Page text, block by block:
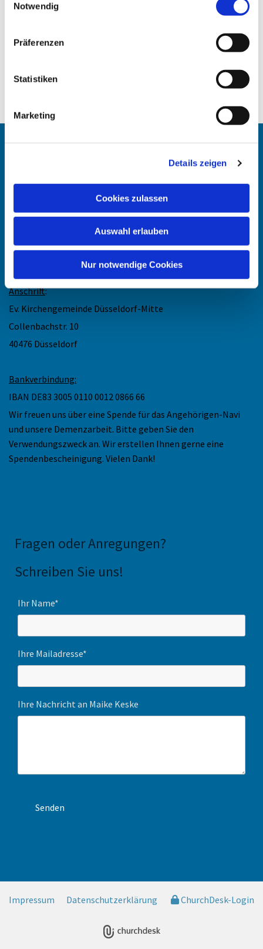
Notwendig
Präferenzen
Statistiken
Marketing
Details zeigen
Cookies zulassen
Auswahl erlauben
Nur notwendige Cookies
Kontakt:
Telefon: +49211-948 27 40
(telefonische Sprechzeit: Mo und Do 11.30 - 13 Uhr)
Mail: maike.keske@ekir.de
Anschrift:
Ev. Kirchengemeinde Düsseldorf-Mitte
Collenbachstr. 10
40476 Düsseldorf
Bankverbindung:
IBAN DE83 3005 0110 0012 0866 66
Wir freuen uns über eine Spende für das Angehörigen-Navi
und unsere Demenzarbeit. Bitte geben Sie den
Verwendungszweck an. Wir erstellen Ihnen gerne eine
Spendenbescheinigung. Vielen Dank!
Fragen oder Anregungen?
Schreiben Sie uns!
Ihr Name*
Ihre Mailadresse*
Ihre Nachricht an Maike Keske
Impressum Datenschutzerklärung ChurchDesk-Login